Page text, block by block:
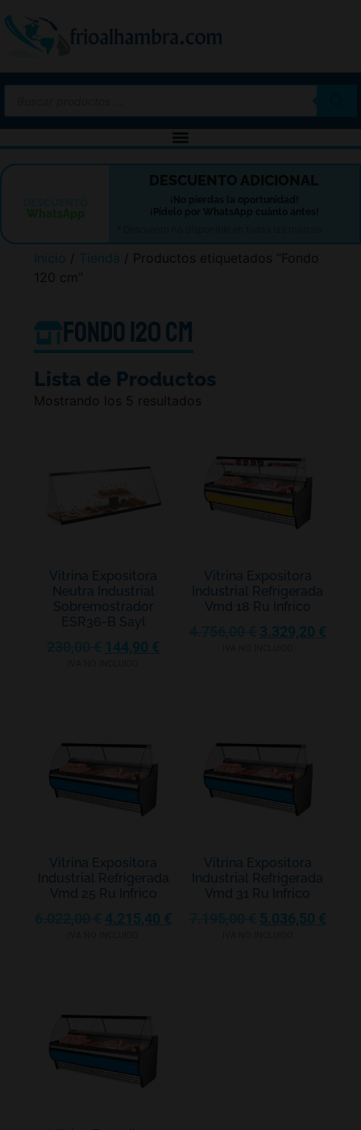
DESCUENTO ADICIONAL
¡No pierdas la oportunidad!
¡Pídelo por WhatsApp cuánto antes!
Inicio / Tienda / Productos etiquetados “Fondo
120 cm”
Fondo 120 cm
Lista de Productos
Mostrando los 5 resultados
Vitrina Expositora
Neutra Industrial
Sobremostrador
ESR36-B Sayl
144,90 €
Vitrina Expositora
Industrial Refrigerada
Vmd 18 Ru Infrico
3.329,20 €
Vitrina Expositora
Industrial Refrigerada
Vmd 25 Ru Infrico
4.215,40 €
Vitrina Expositora
Industrial Refrigerada
Vmd 31 Ru Infrico
5.036,50 €